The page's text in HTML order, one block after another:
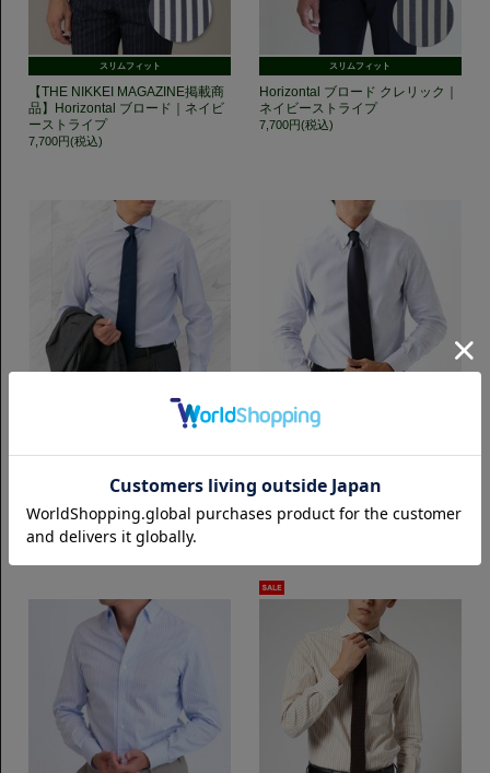
スリムフィット
【THE NIKKEI MAGAZINE掲載商
品】Horizontal ブロード｜ネイビ
ーストライプ
7,700円(税込)
スリムフィット
Horizontal ブロード クレリック｜
ネイビーストライプ
7,700円(税込)
スリムフィット
Horizontal 100番手単糸 ヘアライ
ン｜ブルーストライプ
7,700円(税込)
スリムフィット
ButtonDown イージーケア ロイヤ
ルオックス｜ブルーストライプ